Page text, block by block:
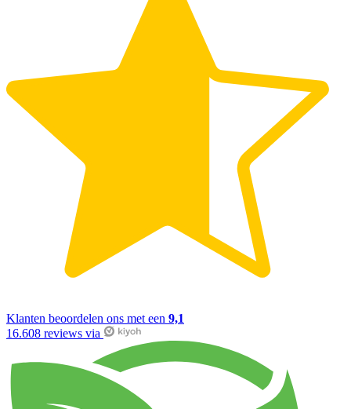
Klanten beoordelen ons met een 9,1
16.608 reviews via